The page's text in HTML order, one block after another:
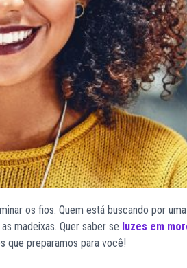
os fios. Quem está buscando por
madeixas. Quer saber se luzes em
que preparamos para você!